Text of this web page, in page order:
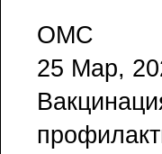
ОМС
25 Мар,